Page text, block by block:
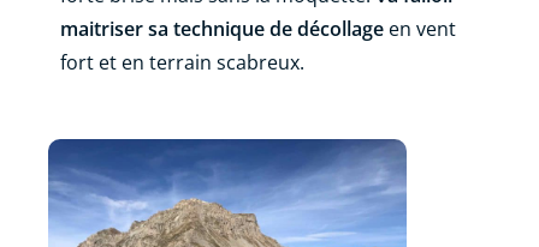
maitriser sa technique de décollage en vent
fort et en terrain scabreux.